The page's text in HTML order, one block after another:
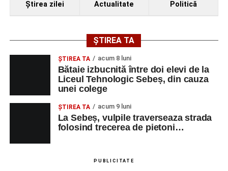
Ştirea zilei Actualitate Politică
ȘTIREA TA
ŞTIREA TA acum 8 luni
Bătaie izbucnită între doi elevi de la
Liceul Tehnologic Sebeș, din cauza
unei colege
ŞTIREA TA acum 9 luni
La Sebeș, vulpile traverseaza strada
folosind trecerea de pietoni…
PUBLICITATE